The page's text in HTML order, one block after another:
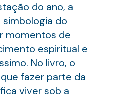
do ano, a
simbologia do
momentos de
espiritual e
No livro, o
fazer parte da
viver sob a